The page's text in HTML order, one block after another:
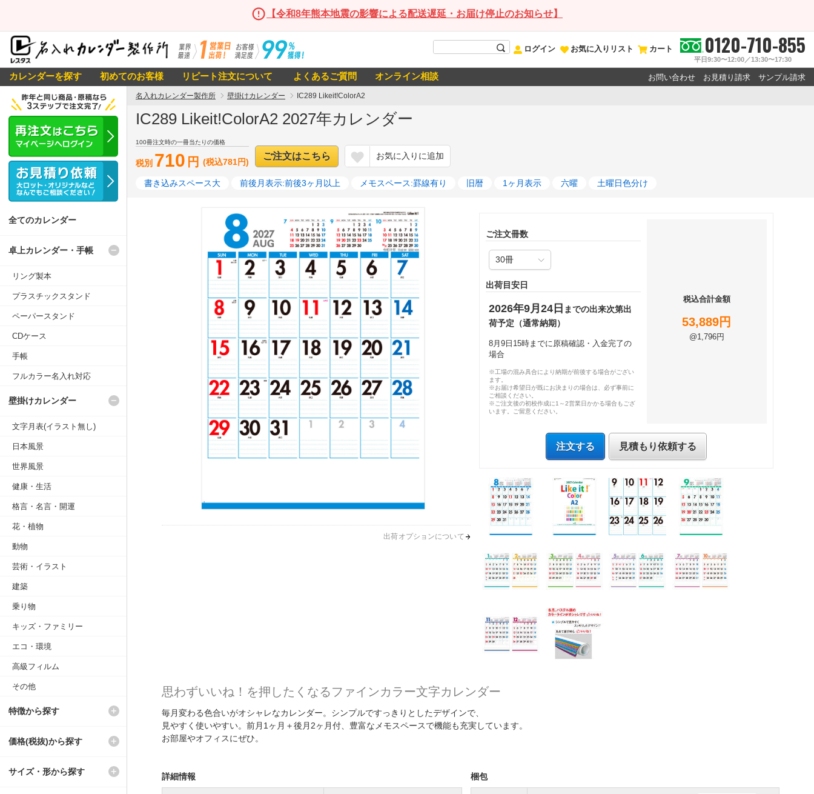
【令和8年熊本地震の影響による配送遅延・お届け停止のお知らせ】
ログイン お気に入りリスト カート 0120-710-855
平日9:30〜12:00／13:30〜17:30
カレンダーを探す 初めてのお客様 リピート注文について よくあるご質問 オンライン相談 お問い合わせ お見積り請求 サンプル請求
名入れカレンダー製作所 壁掛けカレンダー IC289 Likeit!ColorA2
IC289 Likeit!ColorA2 2027年カレンダー
100冊注文時の一冊当たりの価格
税別 710 円 (税込781円)
ご注文はこちら お気に入りに追加
書き込みスペース大 前後月表示:前後3ヶ月以上 メモスペース:罫線有り 旧暦 1ヶ月表示 六曜 土曜日色分け
出荷オプションについて
ご注文冊数
出荷目安日
2026年9月24日 までの出来次第出
荷予定（通常納期）
8月9日15時までに原稿確認・入金完了の
場合
※工場の混み具合により納期が前後する場合がござい
ます。
※お届け希望日が既にお決まりの場合は、必ず事前に
ご相談ください。
※ご注文後の初校作成に1～2営業日かかる場合もござ
います。ご留意ください。
税込合計金額
53,889円
@1,796円
注文する 見積もり依頼する
思わずいいね！を押したくなるファインカラー文字カレンダー
毎月変わる色合いがオシャレなカレンダー。シンプルですっきりとしたデザインで、
見やすく使いやすい。前月1ヶ月＋後月2ヶ月付、豊富なメモスペースで機能も充実しています。
お部屋やオフィスにぜひ。
詳細情報 梱包
全てのカレンダー
卓上カレンダー・手帳
リング製本
プラスチックスタンド
ペーパースタンド
CDケース
手帳
フルカラー名入れ対応
壁掛けカレンダー
文字月表(イラスト無し)
日本風景
世界風景
健康・生活
格言・名言・開運
花・植物
動物
芸術・イラスト
建築
乗り物
キッズ・ファミリー
エコ・環境
高級フィルム
その他
特徴から探す
価格(税抜)から探す
サイズ・形から探す